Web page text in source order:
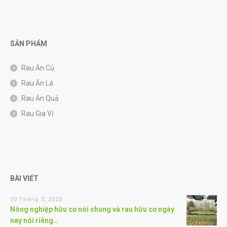
SẢN PHẨM
Rau Ăn Củ
Rau Ăn Lá
Rau Ăn Quả
Rau Gia Vị
BÀI VIẾT
30 Tháng 3, 2023
Nông nghiệp hữu cơ nói chung và rau hữu cơ ngày
nay nói riêng…